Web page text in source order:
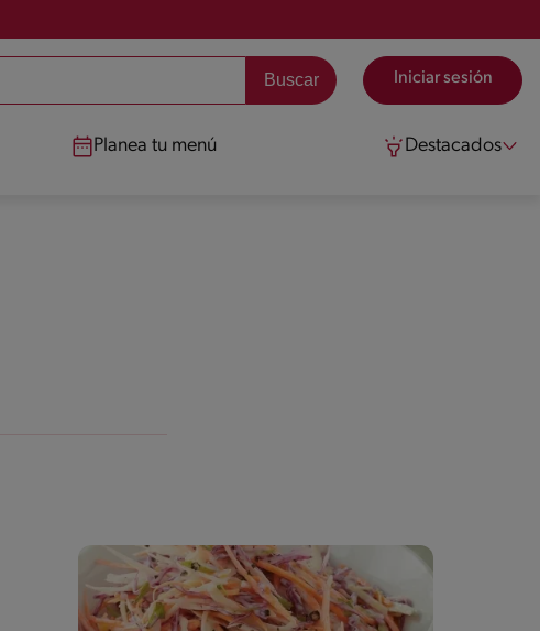
Iniciar sesión
Planea tu menú Destacados